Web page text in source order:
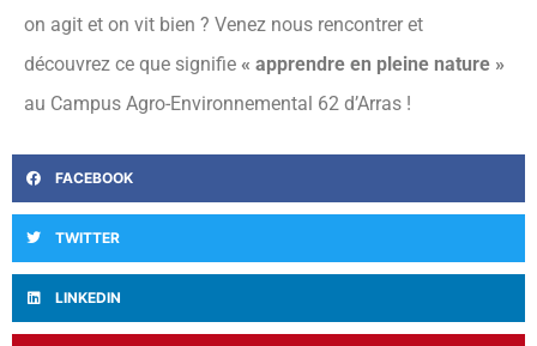
on agit et on vit bien ? Venez nous rencontrer et
découvrez ce que signifie « apprendre en pleine nature »
au Campus Agro-Environnemental 62 d’Arras !
FACEBOOK
TWITTER
LINKEDIN